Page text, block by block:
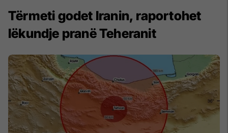
Tërmeti godet Iranin, raportohet
lëkundje pranë Teheranit